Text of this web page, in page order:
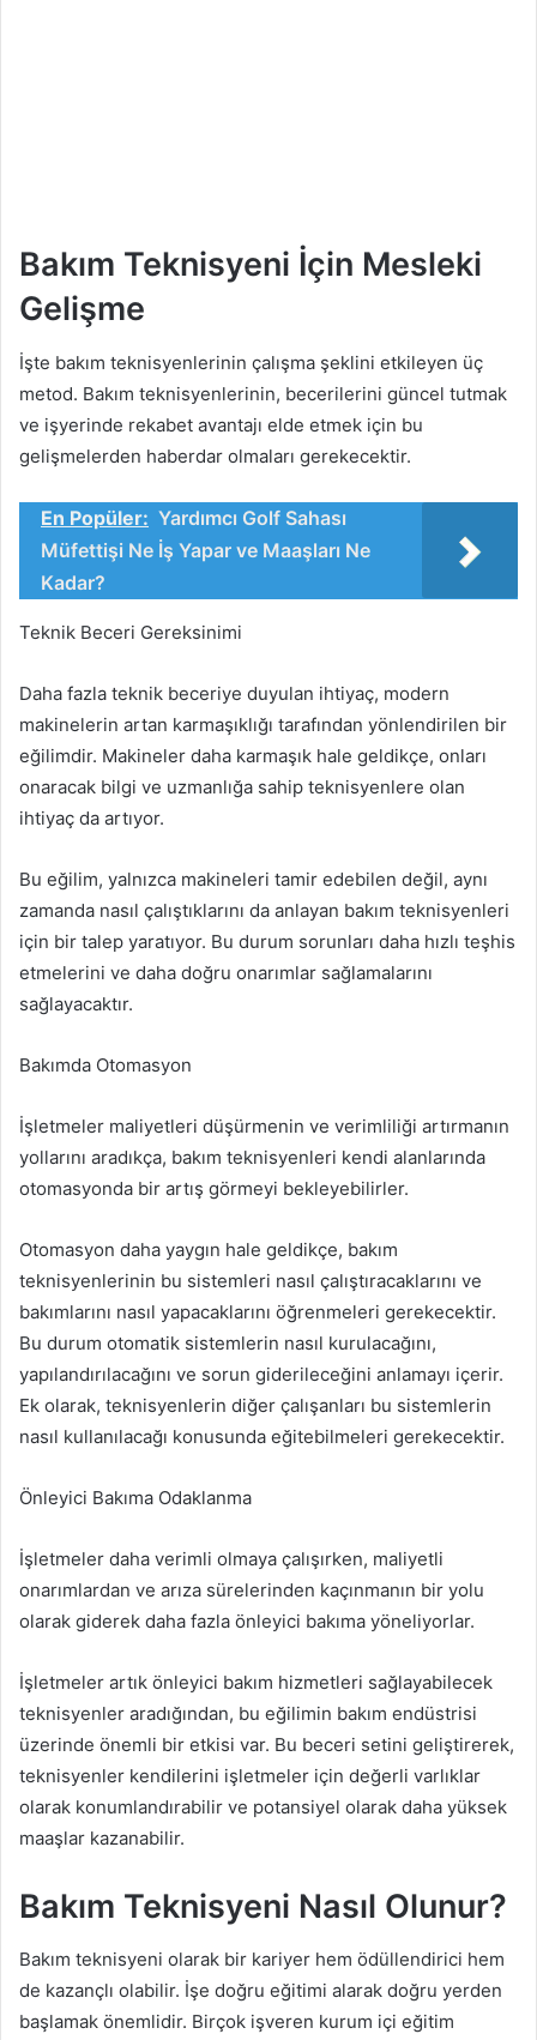
Bakım Teknisyeni İçin Mesleki
Gelişme
İşte bakım teknisyenlerinin çalışma şeklini etkileyen üç
metod. Bakım teknisyenlerinin, becerilerini güncel tutmak
ve işyerinde rekabet avantajı elde etmek için bu
gelişmelerden haberdar olmaları gerekecektir.
En Popüler: Yardımcı Golf Sahası
Müfettişi Ne İş Yapar ve Maaşları Ne
Kadar?
Teknik Beceri Gereksinimi
Daha fazla teknik beceriye duyulan ihtiyaç, modern
makinelerin artan karmaşıklığı tarafından yönlendirilen bir
eğilimdir. Makineler daha karmaşık hale geldikçe, onları
onaracak bilgi ve uzmanlığa sahip teknisyenlere olan
ihtiyaç da artıyor.
Bu eğilim, yalnızca makineleri tamir edebilen değil, aynı
zamanda nasıl çalıştıklarını da anlayan bakım teknisyenleri
için bir talep yaratıyor. Bu durum sorunları daha hızlı teşhis
etmelerini ve daha doğru onarımlar sağlamalarını
sağlayacaktır.
Bakımda Otomasyon
İşletmeler maliyetleri düşürmenin ve verimliliği artırmanın
yollarını aradıkça, bakım teknisyenleri kendi alanlarında
otomasyonda bir artış görmeyi bekleyebilirler.
Otomasyon daha yaygın hale geldikçe, bakım
teknisyenlerinin bu sistemleri nasıl çalıştıracaklarını ve
bakımlarını nasıl yapacaklarını öğrenmeleri gerekecektir.
Bu durum otomatik sistemlerin nasıl kurulacağını,
yapılandırılacağını ve sorun giderileceğini anlamayı içerir.
Ek olarak, teknisyenlerin diğer çalışanları bu sistemlerin
nasıl kullanılacağı konusunda eğitebilmeleri gerekecektir.
Önleyici Bakıma Odaklanma
İşletmeler daha verimli olmaya çalışırken, maliyetli
onarımlardan ve arıza sürelerinden kaçınmanın bir yolu
olarak giderek daha fazla önleyici bakıma yöneliyorlar.
İşletmeler artık önleyici bakım hizmetleri sağlayabilecek
teknisyenler aradığından, bu eğilimin bakım endüstrisi
üzerinde önemli bir etkisi var. Bu beceri setini geliştirerek,
teknisyenler kendilerini işletmeler için değerli varlıklar
olarak konumlandırabilir ve potansiyel olarak daha yüksek
maaşlar kazanabilir.
Bakım Teknisyeni Nasıl Olunur?
Bakım teknisyeni olarak bir kariyer hem ödüllendirici hem
de kazançlı olabilir. İşe doğru eğitimi alarak doğru yerden
başlamak önemlidir. Birçok işveren kurum içi eğitim